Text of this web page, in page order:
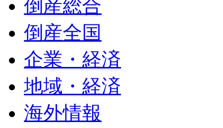
倒産総合
倒産全国
企業・経済
地域・経済
海外情報